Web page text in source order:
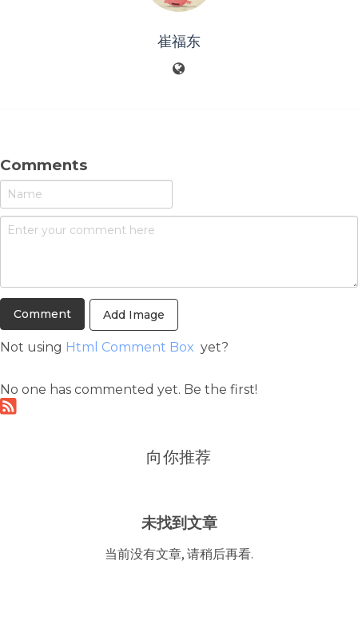
崔福东
Comments
Add Image
Not using Html Comment Box yet?
No one has commented yet. Be the first!
向你推荐
未找到文章
当前没有文章, 请稍后再看.